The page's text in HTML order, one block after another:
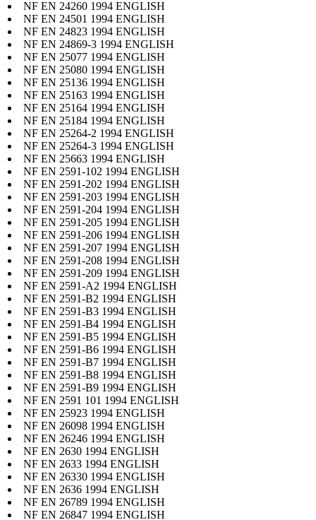
NF EN 24260 1994 ENGLISH
NF EN 24501 1994 ENGLISH
NF EN 24823 1994 ENGLISH
NF EN 24869-3 1994 ENGLISH
NF EN 25077 1994 ENGLISH
NF EN 25080 1994 ENGLISH
NF EN 25136 1994 ENGLISH
NF EN 25163 1994 ENGLISH
NF EN 25164 1994 ENGLISH
NF EN 25184 1994 ENGLISH
NF EN 25264-2 1994 ENGLISH
NF EN 25264-3 1994 ENGLISH
NF EN 25663 1994 ENGLISH
NF EN 2591-102 1994 ENGLISH
NF EN 2591-202 1994 ENGLISH
NF EN 2591-203 1994 ENGLISH
NF EN 2591-204 1994 ENGLISH
NF EN 2591-205 1994 ENGLISH
NF EN 2591-206 1994 ENGLISH
NF EN 2591-207 1994 ENGLISH
NF EN 2591-208 1994 ENGLISH
NF EN 2591-209 1994 ENGLISH
NF EN 2591-A2 1994 ENGLISH
NF EN 2591-B2 1994 ENGLISH
NF EN 2591-B3 1994 ENGLISH
NF EN 2591-B4 1994 ENGLISH
NF EN 2591-B5 1994 ENGLISH
NF EN 2591-B6 1994 ENGLISH
NF EN 2591-B7 1994 ENGLISH
NF EN 2591-B8 1994 ENGLISH
NF EN 2591-B9 1994 ENGLISH
NF EN 2591 101 1994 ENGLISH
NF EN 25923 1994 ENGLISH
NF EN 26098 1994 ENGLISH
NF EN 26246 1994 ENGLISH
NF EN 2630 1994 ENGLISH
NF EN 2633 1994 ENGLISH
NF EN 26330 1994 ENGLISH
NF EN 2636 1994 ENGLISH
NF EN 26789 1994 ENGLISH
NF EN 26847 1994 ENGLISH